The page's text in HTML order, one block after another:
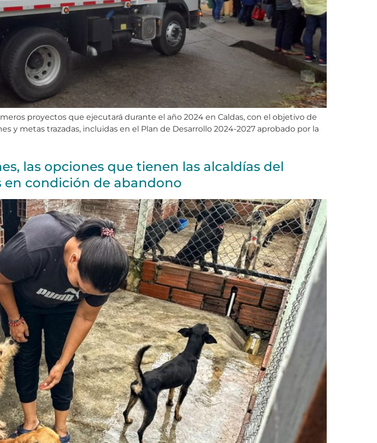
proyectos que ejecutará durante el año 2024 en Caldas, con el objetivo de
y metas trazadas, incluidas en el Plan de Desarrollo 2024-2027 aprobado por la
las opciones que tienen las alcaldías del
condición de abandono